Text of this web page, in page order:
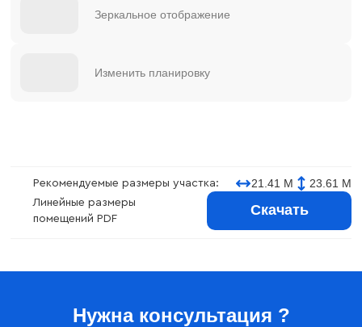
Зеркальное отображение
Изменить планировку
Рекомендуемые размеры участка: 21.41 М 23.61 М
Линейные размеры
помещений PDF
Скачать
Нужна консультация ?